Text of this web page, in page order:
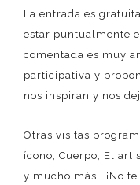
La entrada es
estar puntualmente
comentada es muy
participativa y
nos inspiran y nos
Otras visitas
ícono; Cuerpo; El
y mucho más… ¡No